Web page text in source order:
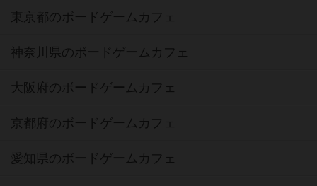
東京都のボードゲームカフェ
神奈川県のボードゲームカフェ
大阪府のボードゲームカフェ
京都府のボードゲームカフェ
愛知県のボードゲームカフェ